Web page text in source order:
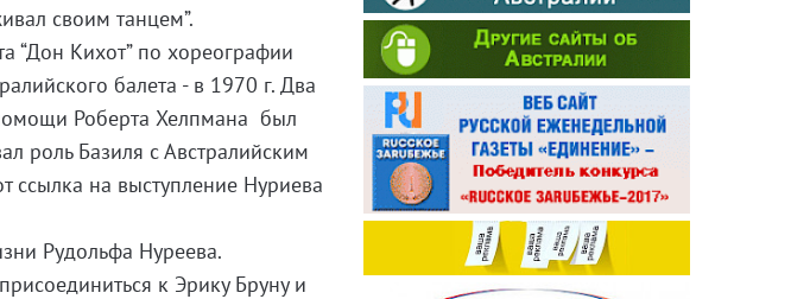
своим танцем”.
“Дон Кихот” по хореографии
балета - в 1970 г. Два
Роберта Хелпмана был
роль Базиля с Австралийским
ссылка на выступление Нуриева
Рудольфа Нуреева.
к Эрику Бруну и